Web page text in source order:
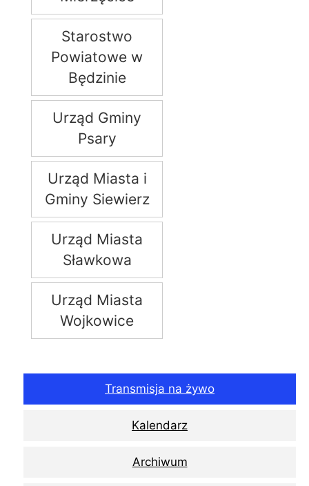
Starostwo
Powiatowe w
Będzinie
Urząd Gminy
Psary
Urząd Miasta i
Gminy Siewierz
Urząd Miasta
Sławkowa
Urząd Miasta
Wojkowice
Transmisja na żywo
Kalendarz
Archiwum